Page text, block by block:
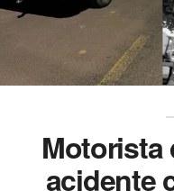
Motorista
acidente